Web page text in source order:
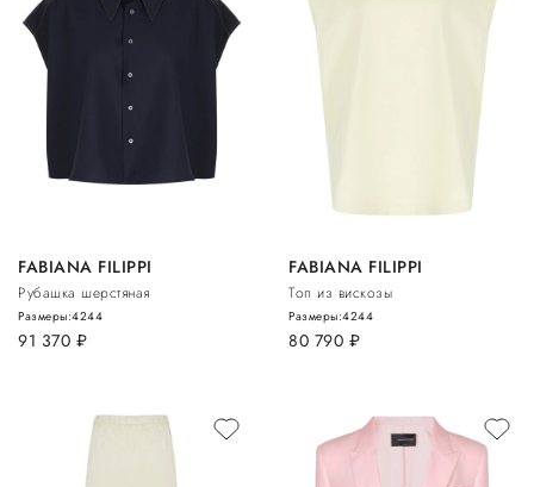
FABIANA FILIPPI
Рубашка шерстяная
91 370 руб.
Размеры:4244
FABIANA FILIPPI
Топ из вискозы
80 790 руб.
Размеры:4244